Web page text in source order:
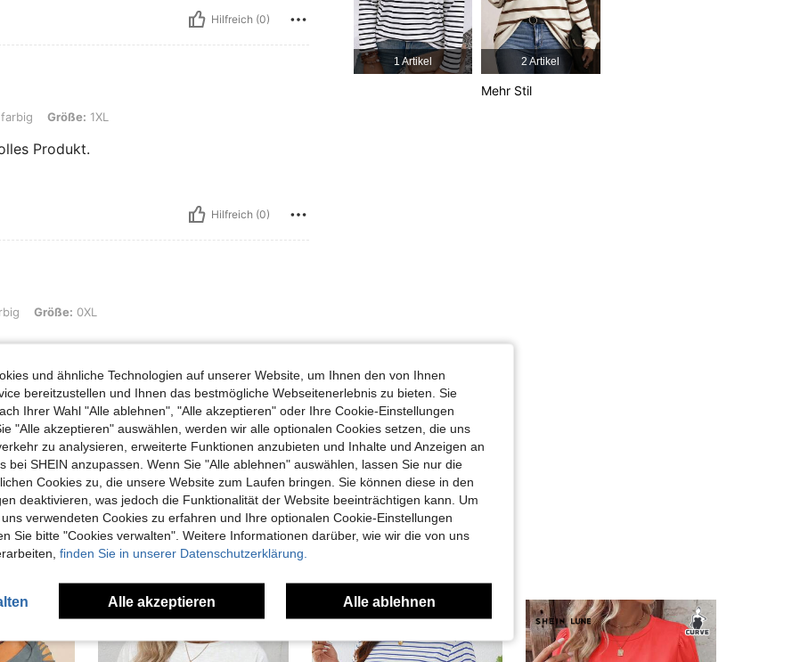
Hilfreich (0)
1XL Größe: 1XL
Produkt.
Hilfreich (0)
Größe: 0XL
Hilfreich (0)
Ansehen
4,83 15K 450K
4,83 15K 450K
1 Artikel 2 Artikel
Mehr Stil
Angeschaut
und ähnliche Technologien auf unserer Website, um Ihnen den von Ihnen
bereitzustellen und Ihnen das bestmögliche Webseitenerlebnis zu bieten. Sie
Ihrer Wahl "Alle ablehnen", "Alle akzeptieren" oder Ihre Cookie-Einstellungen
"Alle akzeptieren" auswählen, werden wir alle optionalen Cookies setzen, die uns
zu analysieren, erweiterte Funktionen anzubieten und Inhalte und Anzeigen an
bei SHEIN anzupassen. Wenn Sie "Alle ablehnen" auswählen, lassen Sie nur die
Cookies zu, die unsere Website zum Laufen bringen. Sie können diese in den
deaktivieren, was jedoch die Funktionalität der Website beeinträchtigen kann. Um
verwendeten Cookies zu erfahren und Ihre optionalen Cookie-Einstellungen
Sie bitte "Cookies verwalten". Weitere Informationen darüber, wie wir die von uns
finden Sie in unserer Datenschutzerklärung.
Alle akzeptieren Alle ablehnen